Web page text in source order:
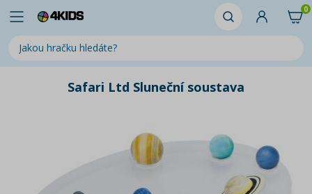
0
Safari Ltd Sluneční soustava